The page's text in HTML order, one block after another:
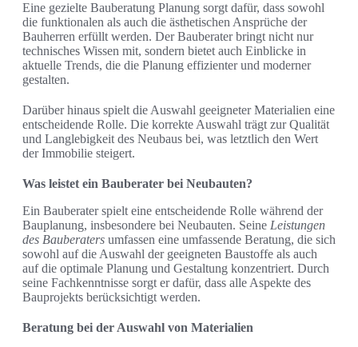
Eine gezielte Bauberatung Planung sorgt dafür, dass sowohl
die funktionalen als auch die ästhetischen Ansprüche der
Bauherren erfüllt werden. Der Bauberater bringt nicht nur
technisches Wissen mit, sondern bietet auch Einblicke in
aktuelle Trends, die die Planung effizienter und moderner
gestalten.
Darüber hinaus spielt die Auswahl geeigneter Materialien eine
entscheidende Rolle. Die korrekte Auswahl trägt zur Qualität
und Langlebigkeit des Neubaus bei, was letztlich den Wert
der Immobilie steigert.
Was leistet ein Bauberater bei Neubauten?
Ein Bauberater spielt eine entscheidende Rolle während der
Bauplanung, insbesondere bei Neubauten. Seine Leistungen
des Bauberaters umfassen eine umfassende Beratung, die sich
sowohl auf die Auswahl der geeigneten Baustoffe als auch
auf die optimale Planung und Gestaltung konzentriert. Durch
seine Fachkenntnisse sorgt er dafür, dass alle Aspekte des
Bauprojekts berücksichtigt werden.
Beratung bei der Auswahl von Materialien